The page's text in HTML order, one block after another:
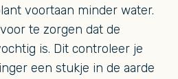
voortaan minder water.
te zorgen dat de
is. Dit controleer je
een stukje in de aarde